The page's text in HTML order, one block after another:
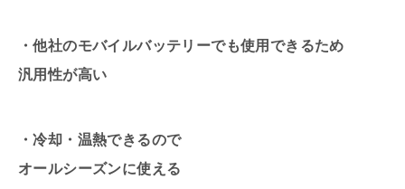
・他社のモバイルバッテリーでも使用できるため
汎用性が高い
・冷却・温熱できるので
オールシーズンに使える